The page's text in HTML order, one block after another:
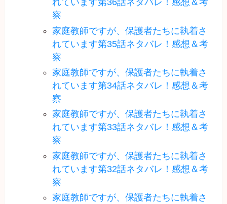
れています第36話ネタバレ！感想＆考
察
家庭教師ですが、保護者たちに執着さ
れています第35話ネタバレ！感想＆考
察
家庭教師ですが、保護者たちに執着さ
れています第34話ネタバレ！感想＆考
察
家庭教師ですが、保護者たちに執着さ
れています第33話ネタバレ！感想＆考
察
家庭教師ですが、保護者たちに執着さ
れています第32話ネタバレ！感想＆考
察
家庭教師ですが、保護者たちに執着さ